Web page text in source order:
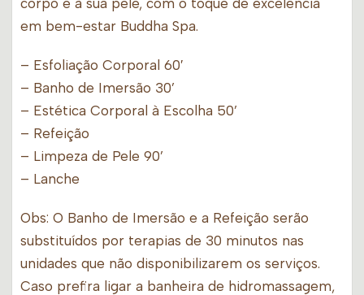
corpo e à sua pele, com o toque de excelência
em bem-estar Buddha Spa.
– Esfoliação Corporal 60′
– Banho de Imersão 30’
– Estética Corporal à Escolha 50’
– Refeição
– Limpeza de Pele 90’
– Lanche
Obs: O Banho de Imersão e a Refeição serão
substituídos por terapias de 30 minutos nas
unidades que não disponibilizarem os serviços.
Caso prefira ligar a banheira de hidromassagem,